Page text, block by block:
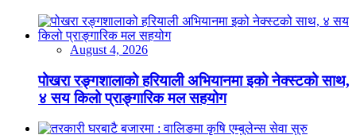
August 4, 2026
पोखरा रङ्गशालाको हरियाली अभियानमा इको नेक्स्टको साथ,
४ सय किलो प्राङ्गारिक मल सहयोग